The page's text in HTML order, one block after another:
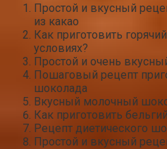
Простой и вкусный
из какао
Как приготовить
условиях?
Простой и очень
Пошаговый рецепт
шоколада
Вкусный молочный
Как приготовить
Рецепт диетического
Простой и вкусный